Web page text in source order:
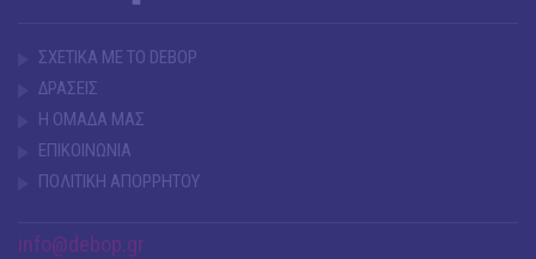
ΣΧΕΤΙΚΑ ΜΕ ΤΟ DEBOP
ΔΡΑΣΕΙΣ
Η ΟΜΑΔΑ ΜΑΣ
ΕΠΙΚΟΙΝΩΝΙΑ
ΠΟΛΙΤΙΚΗ ΑΠΟΡΡΗΤΟΥ
info@debop.gr